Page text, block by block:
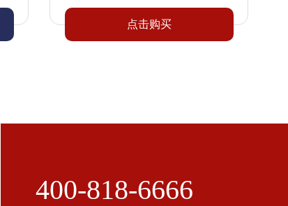
点击购买
400-818-6666